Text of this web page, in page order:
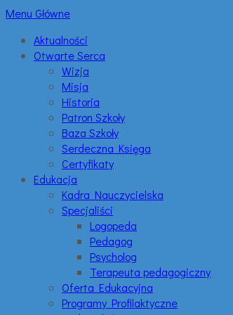
Menu Główne
Aktualności
Otwarte Serca
Wizja
Misja
Historia
Patron Szkoły
Baza Szkoły
Serdeczna Księga
Certyfikaty
Edukacja
Kadra Nauczycielska
Specjaliści
Logopeda
Pedagog
Psycholog
Terapeuta pedagogiczny
Oferta Edukacyjna
Programy Profilaktyczne